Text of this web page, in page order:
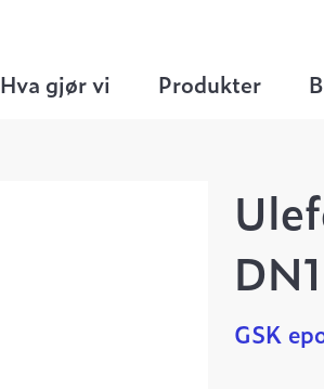
Hva gjør vi Produkter
GSK